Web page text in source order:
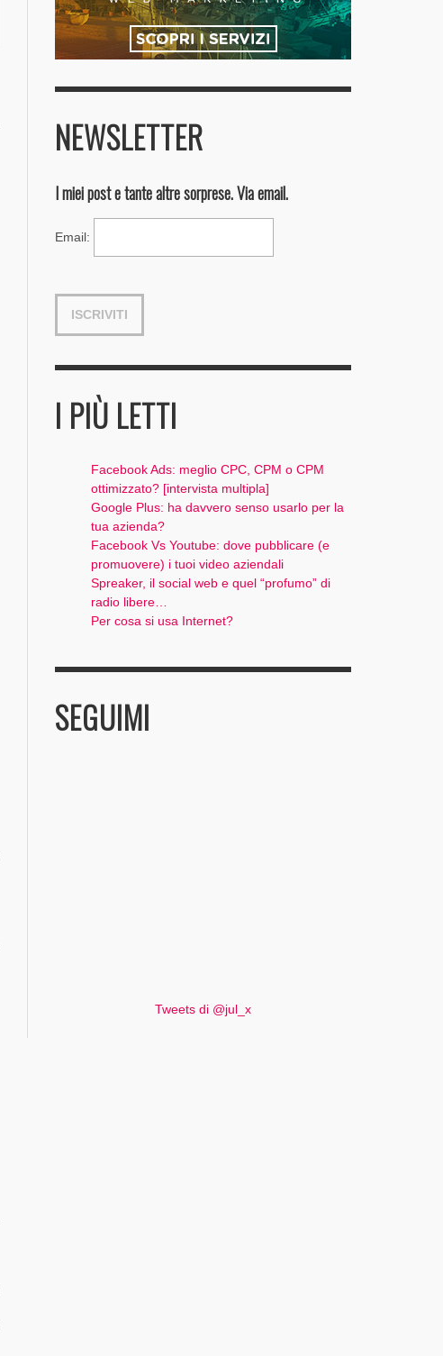
NEWSLETTER
I miei post e tante altre sorprese. Via email.
Email:
I PIÙ LETTI
Facebook Ads: meglio CPC, CPM o CPM
ottimizzato? [intervista multipla]
Google Plus: ha davvero senso usarlo per la
tua azienda?
Facebook Vs Youtube: dove pubblicare (e
promuovere) i tuoi video aziendali
Spreaker, il social web e quel “profumo” di
radio libere…
Per cosa si usa Internet?
SEGUIMI
Tweets di @jul_x